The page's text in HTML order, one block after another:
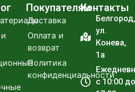
Покупателям
Доставка
Оплата и
возврат
Политика
конфиденциальности
Контакты
Белгород,
ул.
Конева,
1а
с 10:00 до